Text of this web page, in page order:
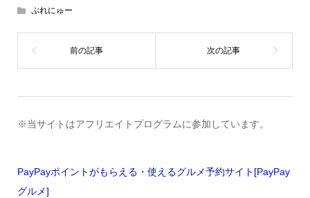
ぷれにゅー
※当サイトはアフリエイトプログラムに参加しています。
PayPayポイントがもらえる・使えるグルメ予約サイト[PayPay
グルメ]